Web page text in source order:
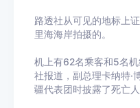
路透社从可见的地标上
里海海岸拍摄的。
机上有62名乘客和5名
社报道，副总理卡纳特·
疆代表团时披露了死亡人